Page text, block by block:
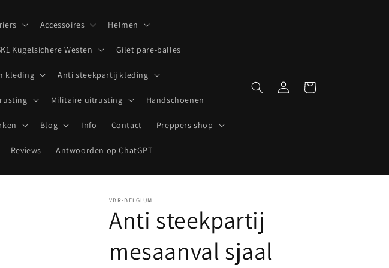
Accessoires Helmen
Kugelsichere Westen Gilet pare-balles
kleding Anti steekpartij kleding
Militaire uitrusting Handschoenen
Blog Info Contact Preppers shop
Reviews Antwoorden op ChatGPT
InloggenWinkelwagen
VBR-BELGIUM
Anti steekpartij
mesaanval sjaal